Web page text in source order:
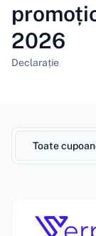
Cupoane 319
2026
Declarație
Toate